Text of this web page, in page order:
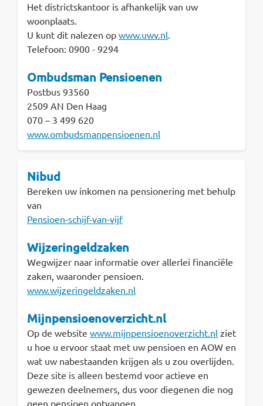
Het districtskantoor is afhankelijk van uw
woonplaats.
U kunt dit nalezen op www.uwv.nl.
Telefoon: 0900 - 9294
Ombudsman Pensioenen
Postbus 93560
2509 AN Den Haag
070 – 3 499 620
www.ombudsmanpensioenen.nl
Nibud
Bereken uw inkomen na pensionering met behulp
van
Pensioen-schijf-van-vijf
Wijzeringeldzaken
Wegwijzer naar informatie over allerlei financiële
zaken, waaronder pensioen.
www.wijzeringeldzaken.nl
Mijnpensioenoverzicht.nl
Op de website www.mijnpensioenoverzicht.nl ziet
u hoe u ervoor staat met uw pensioen en AOW en
wat uw nabestaanden krijgen als u zou overlijden.
Deze site is alleen bestemd voor actieve en
gewezen deelnemers, dus voor diegenen die nog
geen pensioen ontvangen.